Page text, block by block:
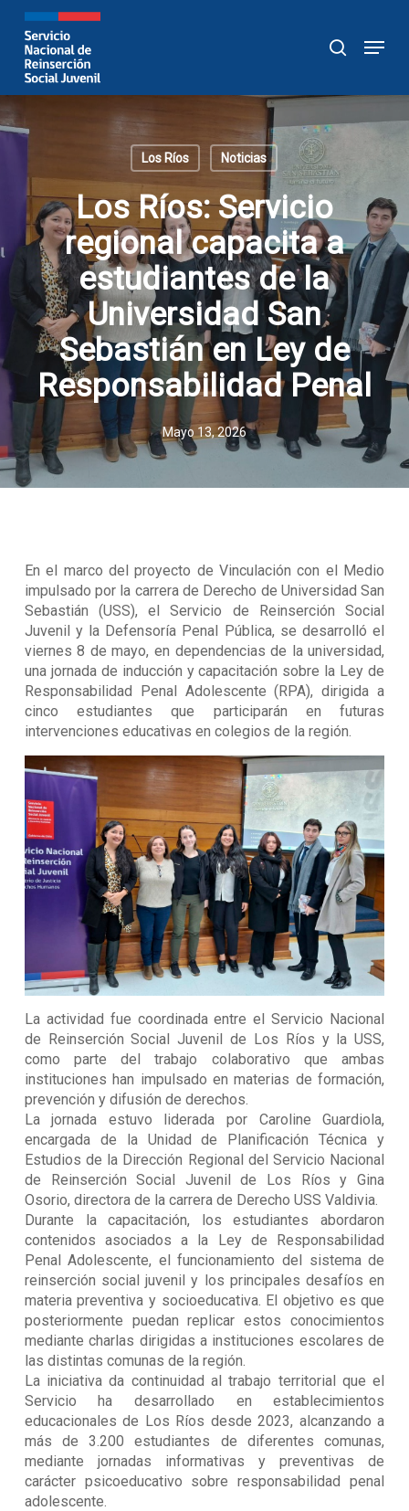
Skip
main
content
buscar
Menu
Los Ríos Noticias
Los Ríos: Servicio
regional capacita a
estudiantes de la
Universidad San
Sebastián en Ley de
Responsabilidad Penal
Mayo 13, 2026
En el marco del proyecto de Vinculación con el Medio
impulsado por la carrera de Derecho de Universidad San
Sebastián (USS), el Servicio de Reinserción Social
Juvenil y la Defensoría Penal Pública, se desarrolló el
viernes 8 de mayo, en dependencias de la universidad,
una jornada de inducción y capacitación sobre la Ley de
Responsabilidad Penal Adolescente (RPA), dirigida a
cinco estudiantes que participarán en futuras
intervenciones educativas en colegios de la región.
La actividad fue coordinada entre el Servicio Nacional
de Reinserción Social Juvenil de Los Ríos y la USS,
como parte del trabajo colaborativo que ambas
instituciones han impulsado en materias de formación,
prevención y difusión de derechos.
La jornada estuvo liderada por Caroline Guardiola,
encargada de la Unidad de Planificación Técnica y
Estudios de la Dirección Regional del Servicio Nacional
de Reinserción Social Juvenil de Los Ríos y Gina
Osorio, directora de la carrera de Derecho USS Valdivia.
Durante la capacitación, los estudiantes abordaron
contenidos asociados a la Ley de Responsabilidad
Penal Adolescente, el funcionamiento del sistema de
reinserción social juvenil y los principales desafíos en
materia preventiva y socioeducativa. El objetivo es que
posteriormente puedan replicar estos conocimientos
mediante charlas dirigidas a instituciones escolares de
las distintas comunas de la región.
La iniciativa da continuidad al trabajo territorial que el
Servicio ha desarrollado en establecimientos
educacionales de Los Ríos desde 2023, alcanzando a
más de 3.200 estudiantes de diferentes comunas,
mediante jornadas informativas y preventivas de
carácter psicoeducativo sobre responsabilidad penal
adolescente.